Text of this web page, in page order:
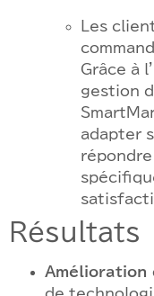
Les
Grâce à
gestion
adapter
répondre
Résultats
Amélioration